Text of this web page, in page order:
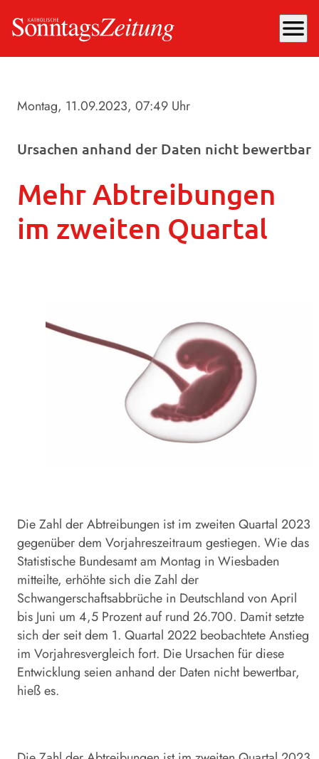
menu
Montag, 11.09.2023, 07:49 Uhr
Ursachen anhand der Daten nicht bewertbar
Mehr Abtreibungen
im zweiten Quartal
Die Zahl der Abtreibungen ist im zweiten Quartal 2023
gegenüber dem Vorjahreszeitraum gestiegen. Wie das
Statistische Bundesamt am Montag in Wiesbaden
mitteilte, erhöhte sich die Zahl der
Schwangerschaftsabbrüche in Deutschland von April
bis Juni um 4,5 Prozent auf rund 26.700. Damit setzte
sich der seit dem 1. Quartal 2022 beobachtete Anstieg
im Vorjahresvergleich fort. Die Ursachen für diese
Entwicklung seien anhand der Daten nicht bewertbar,
hieß es.